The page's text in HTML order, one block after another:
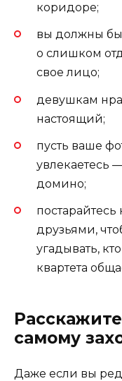
коридоре;
вы должны
о слишком
свое лицо;
девушкам
настоящий;
пусть ваше
увлекаетесь
домино;
постарайтесь
друзьями,
угадывать,
квартета
самому
Даже если вы